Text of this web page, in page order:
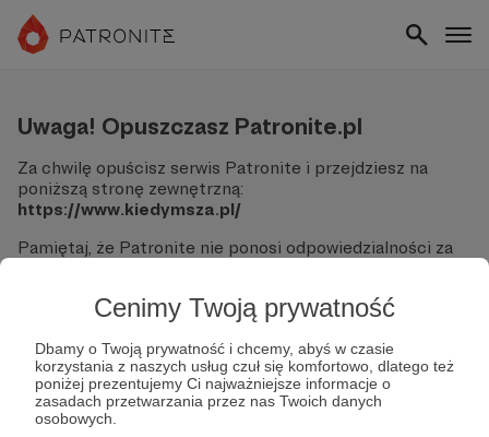
Cenimy Twoją prywatność
Dbamy o Twoją prywatność i chcemy, abyś w czasie
korzystania z naszych usług czuł się komfortowo, dlatego też
poniżej prezentujemy Ci najważniejsze informacje o
zasadach przetwarzania przez nas Twoich danych
osobowych.
Uwaga! Opuszczasz Patronite.pl
Za chwilę opuścisz serwis Patronite i przejdziesz na
poniższą stronę zewnętrzną:
https://www.kiedymsza.pl/
Pamiętaj, że Patronite nie ponosi odpowiedzialności za
Nie podawaj swoich danych logowania ani informacji
finansowych na podjerzanych stronach.
Sprawdź dokładnie adres URL, zanim klikniesz przycisk
"Tak, przejdź do strony".
Jeśli masz wątpliwości, wróć do Patronite i zweryfikuj
link.